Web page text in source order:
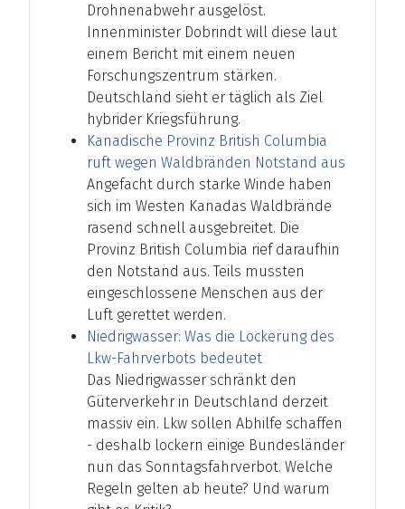
Drohnenabwehr ausgelöst.
Innenminister Dobrindt will diese laut
einem Bericht mit einem neuen
Forschungszentrum stärken.
Deutschland sieht er täglich als Ziel
hybrider Kriegsführung.
Kanadische Provinz British Columbia
ruft wegen Waldbränden Notstand aus
Angefacht durch starke Winde haben
sich im Westen Kanadas Waldbrände
rasend schnell ausgebreitet. Die
Provinz British Columbia rief daraufhin
den Notstand aus. Teils mussten
eingeschlossene Menschen aus der
Luft gerettet werden.
Niedrigwasser: Was die Lockerung des
Lkw-Fahrverbots bedeutet
Das Niedrigwasser schränkt den
Güterverkehr in Deutschland derzeit
massiv ein. Lkw sollen Abhilfe schaffen
- deshalb lockern einige Bundesländer
nun das Sonntagsfahrverbot. Welche
Regeln gelten ab heute? Und warum